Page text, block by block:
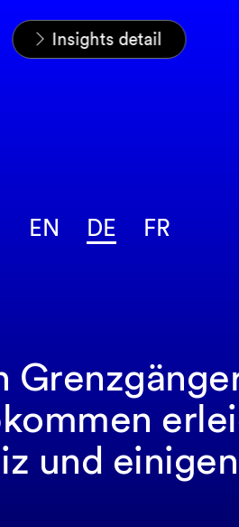
Startseite
News & Insights
Insights
Insights detail
EN DE FR
und